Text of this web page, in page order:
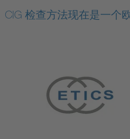
CIG 检查方法现在是一个欧